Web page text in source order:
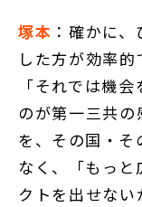
塚本 ：確かに
した方が効率的
「それでは機
のが第一三共の
を、その国・
なく、「もっ
クトを出せな